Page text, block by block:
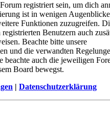
registriert sein, um dich
ist in wenigen
Funktionen zuzugreifen.
Benutzern auch
Beachte bitte unsere
und die verwandten
beachte auch die jeweiligen
Board bewegst.
| Datenschutzerklärung